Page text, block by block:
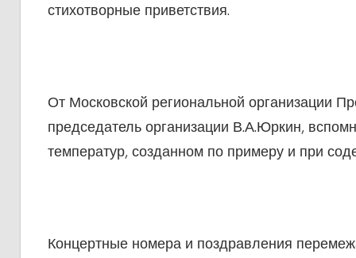
стихотворные приветствия.
От Московской региональной организации
председатель организации В.А.Юркин,
температур, созданном по примеру и при
Концертные номера и поздравления